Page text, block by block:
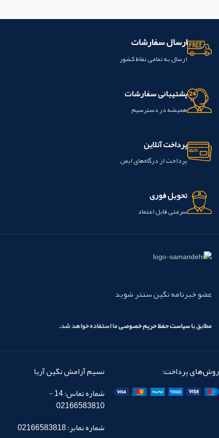
ارسال سفارشات
ارسال به تمامی نقاط کشور
پشتیبانی سفارشات
همیشه در دسترسیم
پرداخت آنلاین
پرداخت از درگاه‌های ایمن
تحویل فوری
سرعتی قابل اعتماد
عضو خبرنامه نگین سنتر شوید
مطابق باسیاست حفظ حریم خصوصیما استفاده خواهد شد.
روش‌های پرداخت:
نسیم آرامش نگین آریا
شماره تماس: 14 -
02166583810
شماره نمابر: 02166583818